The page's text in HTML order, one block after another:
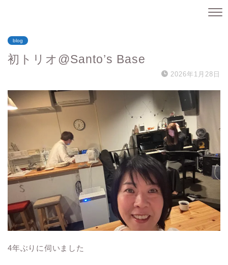
blog
初トリオ@Santo’s Base
2026年1月28日
4年ぶりに伺いました